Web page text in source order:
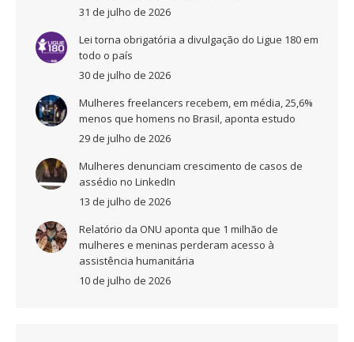
31 de julho de 2026
Lei torna obrigatória a divulgação do Ligue 180 em
todo o país
30 de julho de 2026
Mulheres freelancers recebem, em média, 25,6%
menos que homens no Brasil, aponta estudo
29 de julho de 2026
Mulheres denunciam crescimento de casos de
assédio no LinkedIn
13 de julho de 2026
Relatório da ONU aponta que 1 milhão de
mulheres e meninas perderam acesso à
assistência humanitária
10 de julho de 2026